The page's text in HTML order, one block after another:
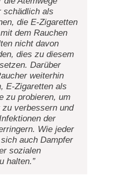
schädlich als
die E-Zigaretten
dem Rauchen
nicht davon
dies zu diesem
Darüber
weiterhin
E-Zigaretten als
zu probieren, um
verbessern und
der
Wie jeder
auch Dampfer
sozialen
halten.”